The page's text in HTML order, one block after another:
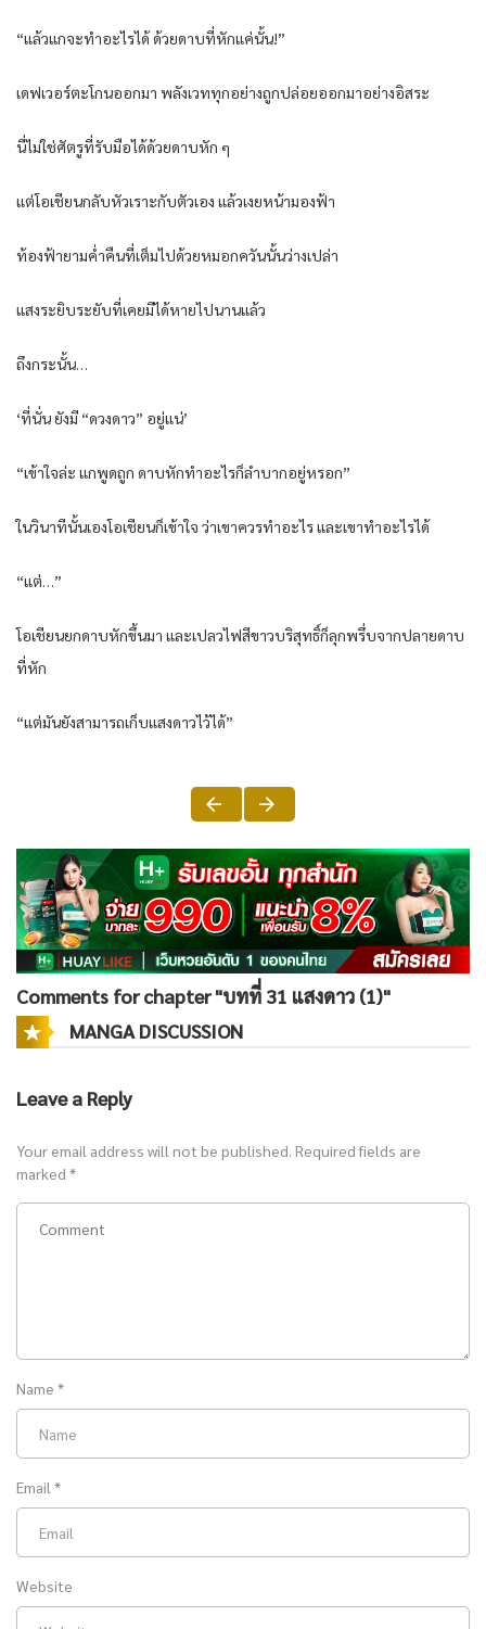
“แล้วแกจะทำอะไรได้ ด้วยดาบที่หักแค่นั้น!”
เดฟเวอร์ตะโกนออกมา พลังเวททุกอย่างถูกปล่อยออกมาอย่างอิสระ
นี่ไม่ใช่ศัตรูที่รับมือได้ด้วยดาบหัก ๆ
แต่โอเชียนกลับหัวเราะกับตัวเอง แล้วเงยหน้ามองฟ้า
ท้องฟ้ายามค่ำคืนที่เต็มไปด้วยหมอกควันนั้นว่างเปล่า
แสงระยิบระยับที่เคยมีได้หายไปนานแล้ว
ถึงกระนั้น…
‘ที่นั่น ยังมี “ดวงดาว” อยู่แน่’
“เข้าใจล่ะ แกพูดถูก ดาบหักทำอะไรก็ลำบากอยู่หรอก”
ในวินาทีนั้นเองโอเชียนก็เข้าใจ ว่าเขาควรทำอะไร และเขาทำอะไรได้
“แต่…”
โอเชียนยกดาบหักขึ้นมา และเปลวไฟสีขาวบริสุทธิ์ก็ลุกพรึ่บจากปลายดาบ
ที่หัก
“แต่มันยังสามารถเก็บแสงดาวไว้ได้”
Comments for chapter "บทที่ 31 แสงดาว (1)"
MANGA DISCUSSION
Leave a Reply
Your email address will not be published. Required fields are
marked *
Name *
Email *
Website